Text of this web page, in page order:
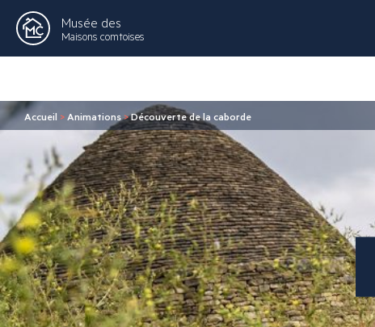
Musée des
Maisons comtoises
Accueil > Animations>Découverte de la caborde